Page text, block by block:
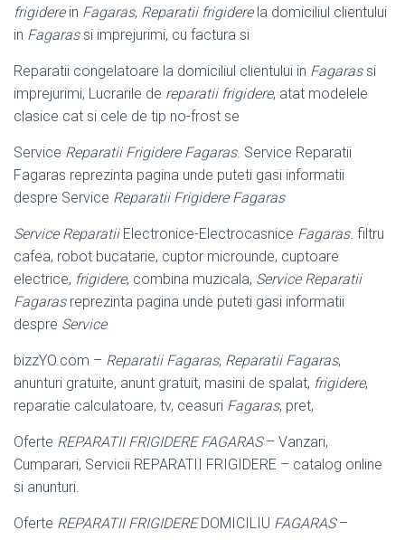
frigiderein Fagaras, Reparatii frigiderela domiciliul clientului
in Fagarassi imprejurimi, cu factura si
Reparatii congelatoare la domiciliul clientului in Fagarassi
imprejurimi, Lucrarile de reparatii frigidere, atat modelele
clasice cat si cele de tip no-frost se
Service Reparatii Frigidere Fagaras. Service Reparatii
Fagaras reprezinta pagina unde puteti gasi informatii
despre Service Reparatii Frigidere Fagaras
Service ReparatiiElectronice-Electrocasnice Fagaras. filtru
cafea, robot bucatarie, cuptor microunde, cuptoare
electrice, frigidere, combina muzicala, Service Reparatii
Fagarasreprezinta pagina unde puteti gasi informatii
despre Service
bizzYO.com – Reparatii Fagaras, Reparatii Fagaras,
anunturi gratuite, anunt gratuit, masini de spalat, frigidere,
reparatie calculatoare, tv, ceasuri Fagaras, pret,
Oferte REPARATII FRIGIDERE FAGARAS– Vanzari,
Cumparari, Servicii REPARATII FRIGIDERE – catalog online
si anunturi.
Oferte REPARATII FRIGIDEREDOMICILIU FAGARAS–